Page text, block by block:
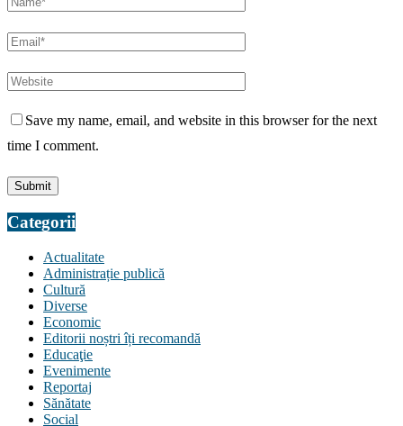
Save my name, email, and website in this browser for the next
time I comment.
Categorii
Actualitate
Administrație publică
Cultură
Diverse
Economic
Editorii noștri îți recomandă
Educaţie
Evenimente
Reportaj
Sănătate
Social